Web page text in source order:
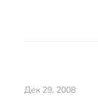
Дек 29, 2008